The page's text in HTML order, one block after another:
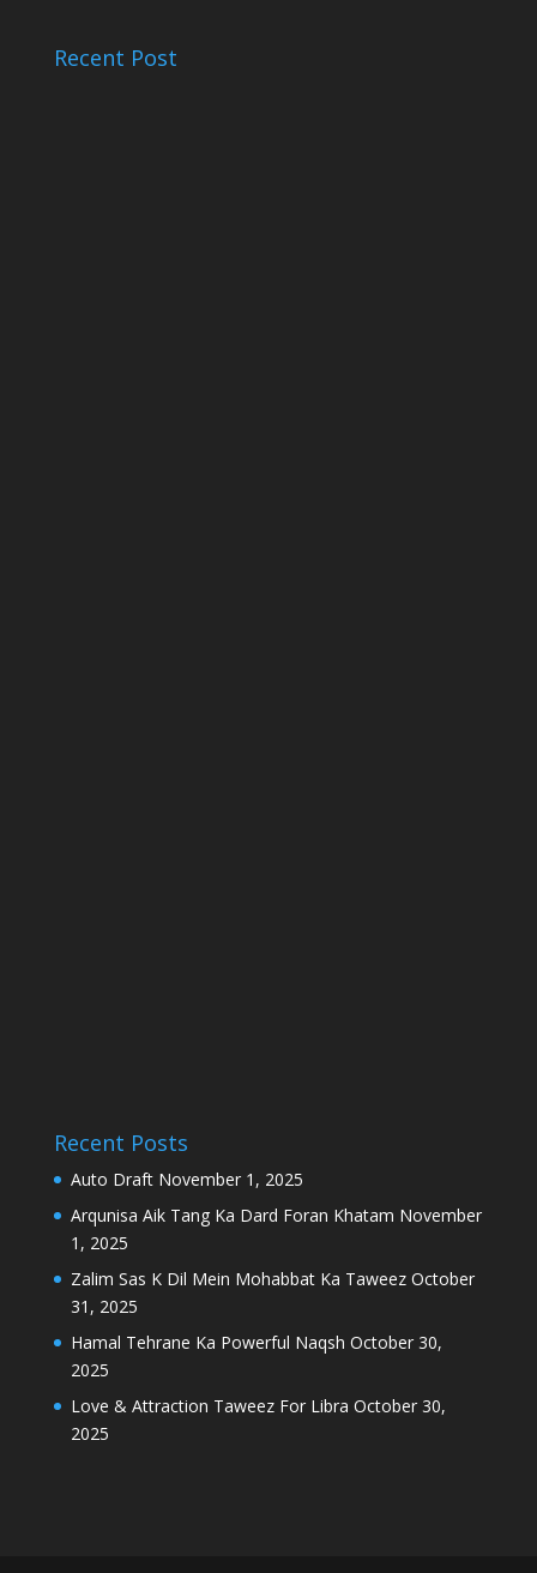
Recent Post
Recent Posts
Auto Draft November 1, 2025
Arqunisa Aik Tang Ka Dard Foran Khatam November
1, 2025
Zalim Sas K Dil Mein Mohabbat Ka Taweez October
31, 2025
Hamal Tehrane Ka Powerful Naqsh October 30,
2025
Love & Attraction Taweez For Libra October 30,
2025